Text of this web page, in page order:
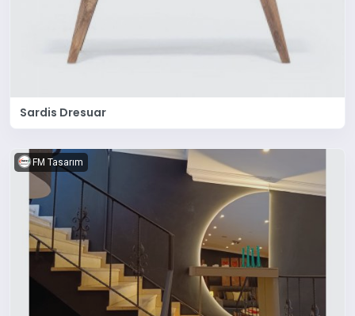
Sardis Dresuar
FM Tasarım